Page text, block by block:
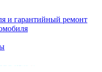
и гарантийный ремонт